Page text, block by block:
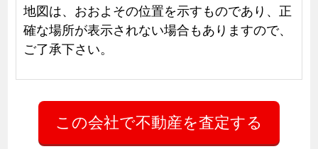
地図は、おおよその位置を示すものであり、正
確な場所が表示されない場合もありますので、
ご了承下さい。